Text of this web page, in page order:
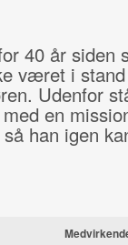
40 år siden
været i
Udenfor
en
han igen